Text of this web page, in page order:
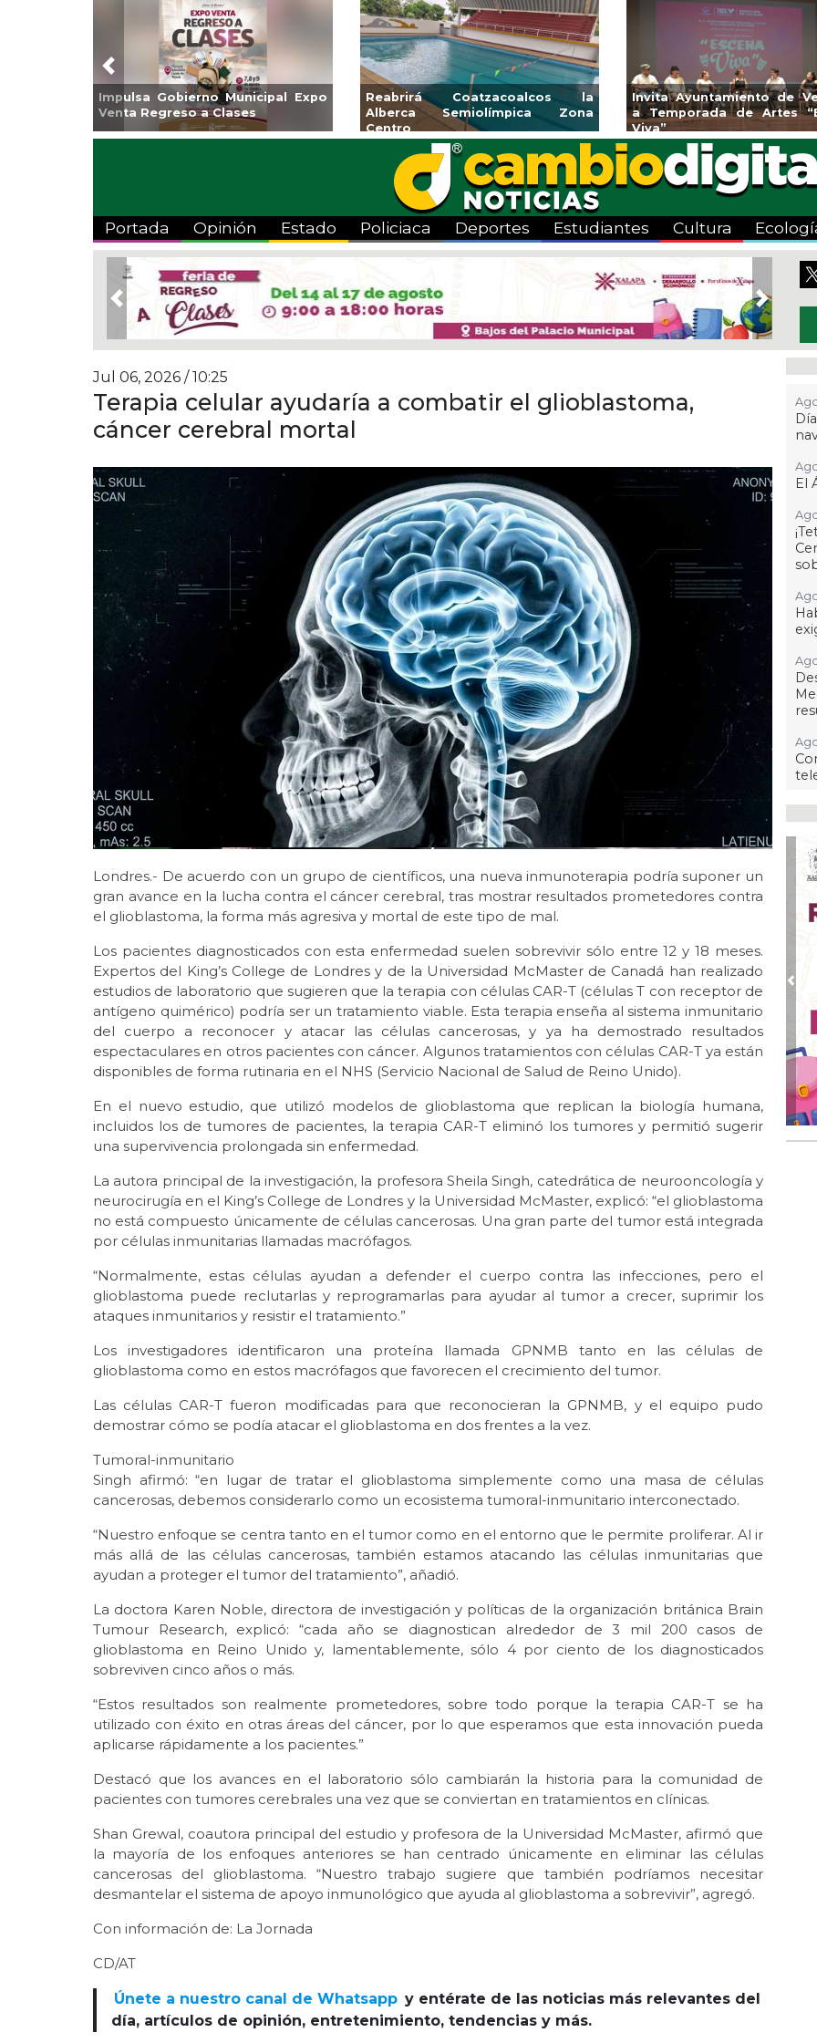
Reabrirá Coatzacoalcos la
Alberca Semiolímpica Zona
Invita Ayuntamiento de Veracruz
a Temporada de Artes “Escena
Viva”
Aplicará CMAS el Programa de
Tandeo durante agosto
Previous
Portada Opinión Estado Policiaca Deportes Estudiantes Cultura
Previous Next
Jul 06, 2026 / 10:25
Terapia celular ayudaría a combatir el glioblastoma,
cáncer cerebral mortal
Londres.- De acuerdo con un grupo de científicos, una nueva inmunoterapia podría suponer un
gran avance en la lucha contra el cáncer cerebral, tras mostrar resultados prometedores contra
el glioblastoma, la forma más agresiva y mortal de este tipo de mal.
Los pacientes diagnosticados con esta enfermedad suelen sobrevivir sólo entre 12 y 18 meses.
Expertos del King’s College de Londres y de la Universidad McMaster de Canadá han realizado
estudios de laboratorio que sugieren que la terapia con células CAR-T (células T con receptor de
antígeno quimérico) podría ser un tratamiento viable. Esta terapia enseña al sistema inmunitario
del cuerpo a reconocer y atacar las células cancerosas, y ya ha demostrado resultados
espectaculares en otros pacientes con cáncer. Algunos tratamientos con células CAR-T ya están
disponibles de forma rutinaria en el NHS (Servicio Nacional de Salud de Reino Unido).
En el nuevo estudio, que utilizó modelos de glioblastoma que replican la biología humana,
incluidos los de tumores de pacientes, la terapia CAR-T eliminó los tumores y permitió sugerir
una supervivencia prolongada sin enfermedad.
La autora principal de la investigación, la profesora Sheila Singh, catedrática de neurooncología y
neurocirugía en el King’s College de Londres y la Universidad McMaster, explicó: “el glioblastoma
no está compuesto únicamente de células cancerosas. Una gran parte del tumor está integrada
por células inmunitarias llamadas macrófagos.
“Normalmente, estas células ayudan a defender el cuerpo contra las infecciones, pero el
glioblastoma puede reclutarlas y reprogramarlas para ayudar al tumor a crecer, suprimir los
ataques inmunitarios y resistir el tratamiento.”
Los investigadores identificaron una proteína llamada GPNMB tanto en las células de
glioblastoma como en estos macrófagos que favorecen el crecimiento del tumor.
Las células CAR-T fueron modificadas para que reconocieran la GPNMB, y el equipo pudo
demostrar cómo se podía atacar el glioblastoma en dos frentes a la vez.
Tumoral-inmunitario
Singh afirmó: “en lugar de tratar el glioblastoma simplemente como una masa de células
cancerosas, debemos considerarlo como un ecosistema tumoral-inmunitario interconectado.
“Nuestro enfoque se centra tanto en el tumor como en el entorno que le permite proliferar. Al ir
más allá de las células cancerosas, también estamos atacando las células inmunitarias que
ayudan a proteger el tumor del tratamiento”, añadió.
La doctora Karen Noble, directora de investigación y políticas de la organización británica Brain
Tumour Research, explicó: “cada año se diagnostican alrededor de 3 mil 200 casos de
glioblastoma en Reino Unido y, lamentablemente, sólo 4 por ciento de los diagnosticados
sobreviven cinco años o más.
“Estos resultados son realmente prometedores, sobre todo porque la terapia CAR-T se ha
utilizado con éxito en otras áreas del cáncer, por lo que esperamos que esta innovación pueda
aplicarse rápidamente a los pacientes.”
Destacó que los avances en el laboratorio sólo cambiarán la historia para la comunidad de
pacientes con tumores cerebrales una vez que se conviertan en tratamientos en clínicas.
Shan Grewal, coautora principal del estudio y profesora de la Universidad McMaster, afirmó que
la mayoría de los enfoques anteriores se han centrado únicamente en eliminar las células
cancerosas del glioblastoma. “Nuestro trabajo sugiere que también podríamos necesitar
desmantelar el sistema de apoyo inmunológico que ayuda al glioblastoma a sobrevivir”, agregó.
Con información de: La Jornada
CD/AT
Únete a nuestro canal de Whatsapp y entérate de las noticias más relevantes del
día, artículos de opinión, entretenimiento, tendencias y más.
El